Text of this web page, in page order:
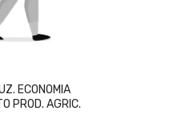
ECONOMIA
PROD. AGRIC.